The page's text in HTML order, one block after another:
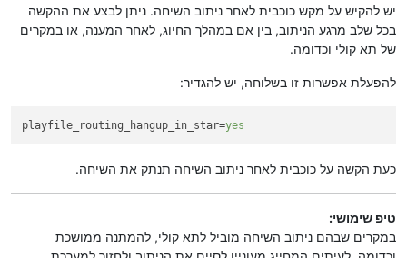
יש להקיש על מקש כוכבית לאחר ניתוב השיחה. ניתן לבצע את ההקשה
בכל שלב מרגע הניתוב, בין אם במהלך החיוג, לאחר המענה, או במקרים
של תא קולי וכדומה.
להפעלת אפשרות זו בשלוחה, יש להגדיר:
playfile_routing_hangup_in_star=yes
כעת הקשה על כוכבית לאחר ניתוב השיחה תנתק את השיחה.
טיפ שימושי:
במקרים שבהם ניתוב השיחה מוביל לתא קולי, להמתנה ממושכת